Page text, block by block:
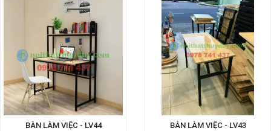
BÀN LÀM VIỆC - LV44 BÀN LÀM VIỆC - LV43